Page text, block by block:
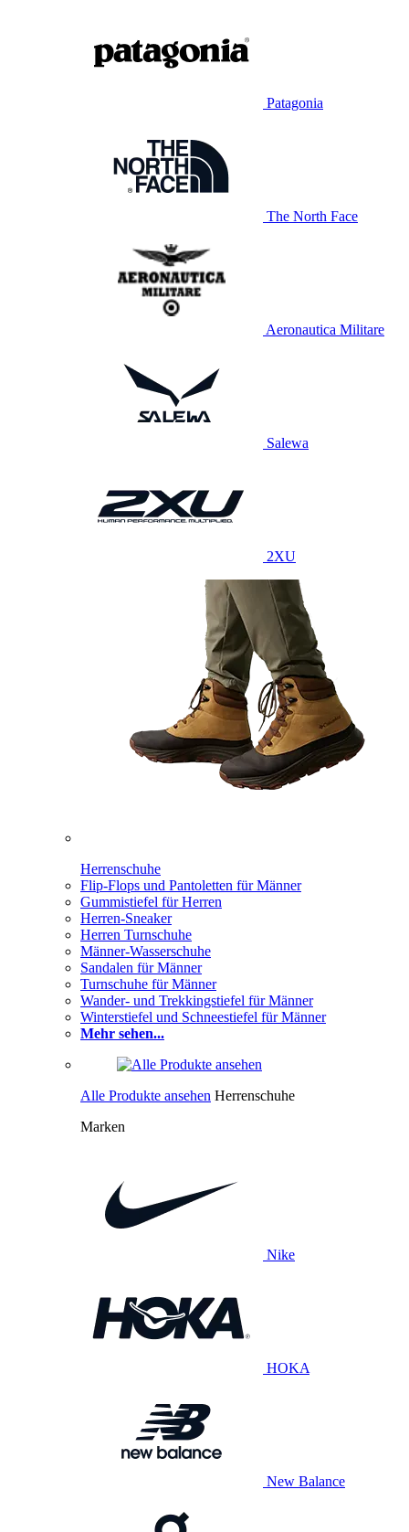
Patagonia
The North Face
Aeronautica Militare
Salewa
2XU
Herrenschuhe
Flip-Flops und Pantoletten für Männer
Gummistiefel für Herren
Herren-Sneaker
Herren Turnschuhe
Männer-Wasserschuhe
Sandalen für Männer
Turnschuhe für Männer
Wander- und Trekkingstiefel für Männer
Winterstiefel und Schneestiefel für Männer
Mehr sehen...
Alle Produkte ansehen Herrenschuhe
Marken
Nike
HOKA
New Balance